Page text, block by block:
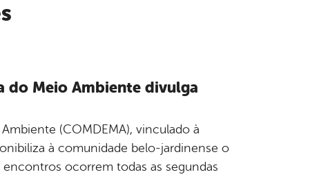
do Meio Ambiente divulga
(COMDEMA), vinculado à
à comunidade belo-jardinense o
ocorrem todas as segundas